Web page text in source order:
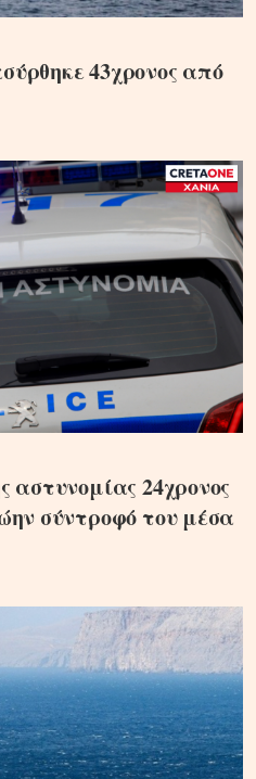
43χρονος από
24χρονος
σύντροφό του μέσα